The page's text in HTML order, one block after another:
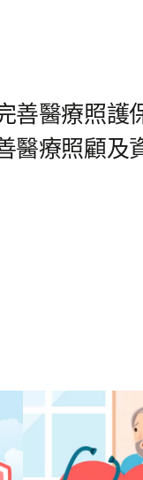
善醫療照護
醫療照顧及